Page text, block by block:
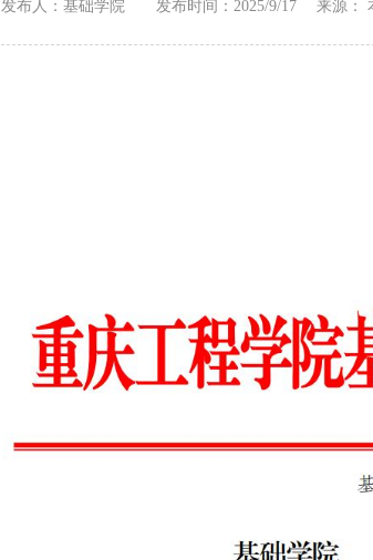
发布人：基础学院 发布时间：2025/9/17 来源：